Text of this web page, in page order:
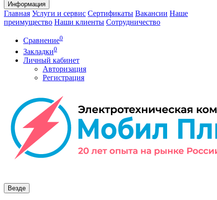
Информация
Главная Услуги и сервис Сертификаты Вакансии Наше
преимущество Наши клиенты Сотрудничество
Сравнение0
Закладки0
Личный кабинет
Авторизация
Регистрация
Везде